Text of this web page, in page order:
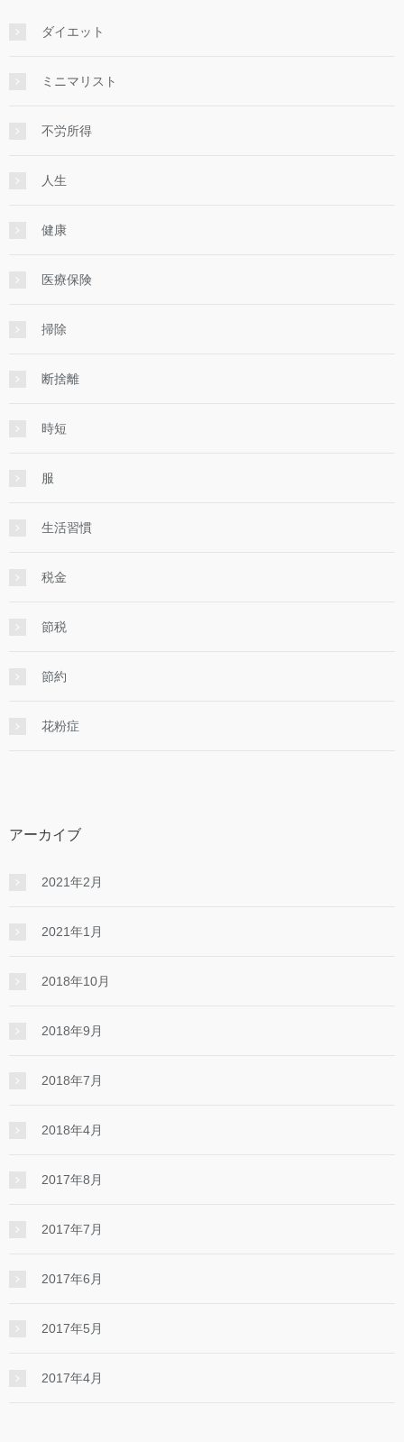
ダイエット
ミニマリスト
不労所得
人生
健康
医療保険
掃除
断捨離
時短
服
生活習慣
税金
節税
節約
花粉症
アーカイブ
2021年2月
2021年1月
2018年10月
2018年9月
2018年7月
2018年4月
2017年8月
2017年7月
2017年6月
2017年5月
2017年4月